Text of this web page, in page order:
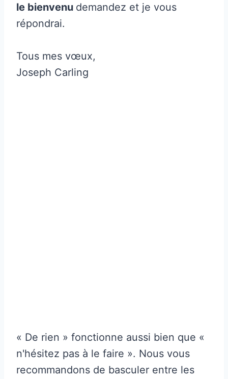
le bienvenu demandez et je vous
répondrai.
Tous mes vœux,
Joseph Carling
« De rien » fonctionne aussi bien que «
n'hésitez pas à le faire ». Nous vous
recommandons de basculer entre les